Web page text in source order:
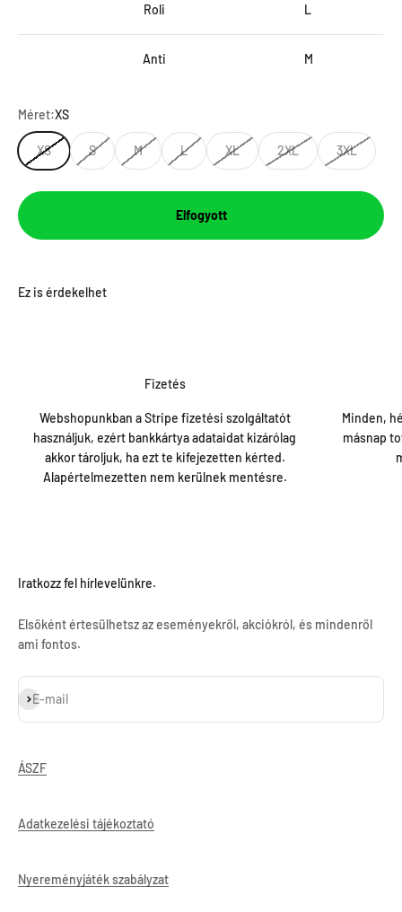
Roli L
Anti M
Méret:XS
XS S M L XL 2XL 3XL
Elfogyott
Fizetés
Webshopunkban a Stripe fizetési szolgáltatót
használjuk, ezért bankkártya adataidat kizárólag
akkor tároljuk, ha ezt te kifejezetten kérted.
Alapértelmezetten nem kerülnek mentésre.
Minden,
másnap
Iratkozz fel hírlevelünkre.
Elsőként értesülhetsz az eseményekről, akciókról, és mindenről
ami fontos.
E-mail
Feliratkozás
ÁSZF
Adatkezelési tájékoztató
Nyereményjáték szabályzat